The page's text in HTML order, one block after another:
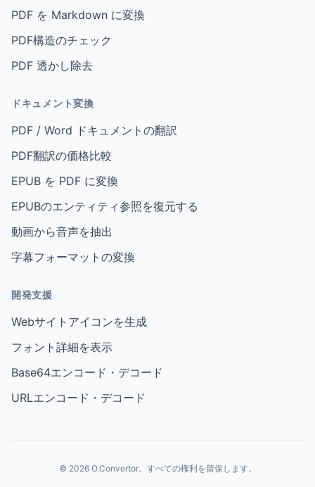
PDF を Markdown に変換
PDF構造のチェック
PDF 透かし除去
ドキュメント変換
PDF / Word ドキュメントの翻訳
PDF翻訳の価格比較
EPUB を PDF に変換
EPUBのエンティティ参照を復元する
動画から音声を抽出
字幕フォーマットの変換
開発支援
Webサイトアイコンを生成
フォント詳細を表示
Base64エンコード・デコード
URLエンコード・デコード
© 2026 O.Convertor。すべての権利を留保します。